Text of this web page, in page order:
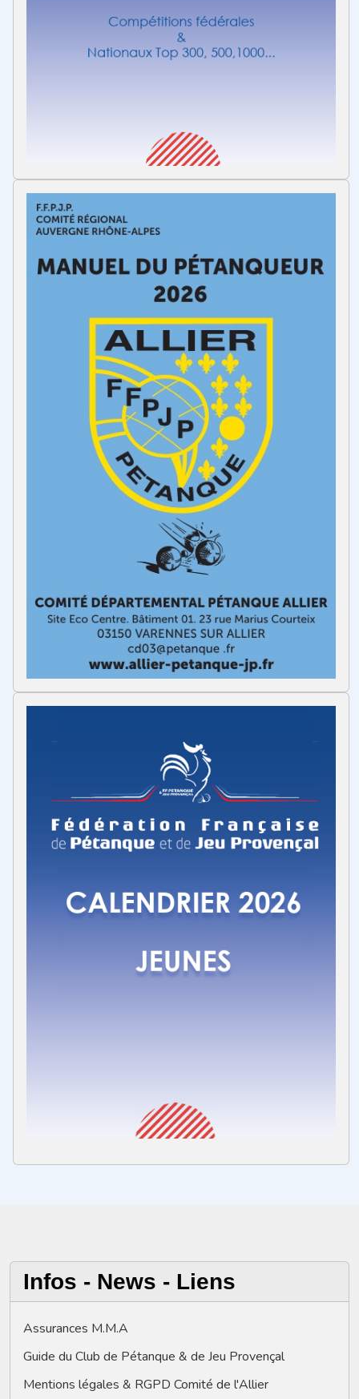
Infos - News - Liens
Assurances M.M.A
Guide du Club de Pétanque & de Jeu Provençal
Mentions légales & RGPD Comité de l'Allier